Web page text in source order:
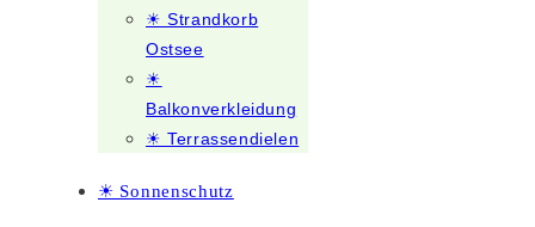
☀ Strandkorb
Ostsee
☀
Balkonverkleidung
☀ Terrassendielen
☀ Sonnenschutz